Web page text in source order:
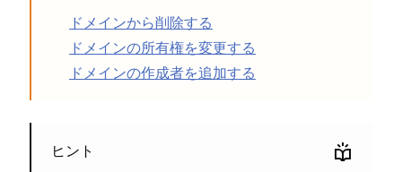
ドメインから削除する
ドメインの所有権を変更する
ドメインの作成者を追加する
ヒント